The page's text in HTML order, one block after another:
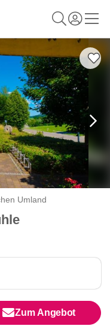
Umland
Zum Angebot